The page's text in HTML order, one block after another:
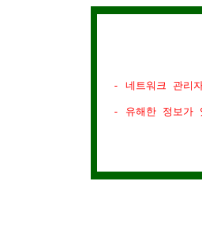
- 네트워크 관리
- 유해한 정보가